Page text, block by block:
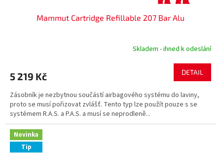
Mammut Cartridge Refillable 207 Bar Alu
Skladem - ihned k odeslání
5 219 Kč DETAIL
Zásobník je nezbytnou součástí airbagového systému do laviny,
proto se musí pořizovat zvlášť. Tento typ lze použít pouze s se
systémem R.A.S. a P.A.S. a musí se neprodleně...
Novinka
Tip